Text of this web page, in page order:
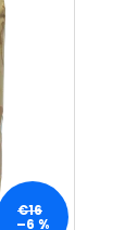
€16
–6 %